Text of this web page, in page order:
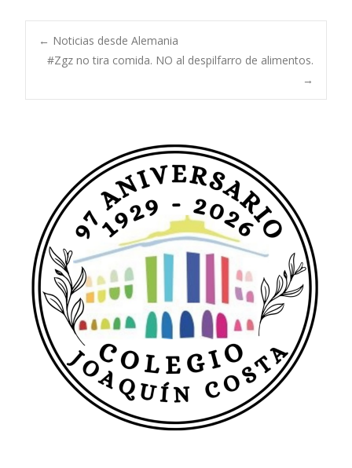
Navegación
de
entradas
← Noticias desde Alemania
#Zgz no tira comida. NO al despilfarro de alimentos.
→